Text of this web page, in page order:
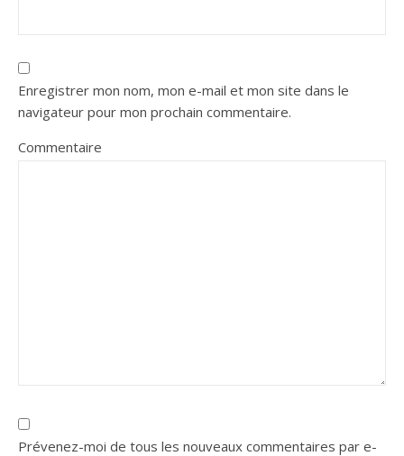
Enregistrer mon nom, mon e-mail et mon site dans le
navigateur pour mon prochain commentaire.
Commentaire
Prévenez-moi de tous les nouveaux commentaires par e-